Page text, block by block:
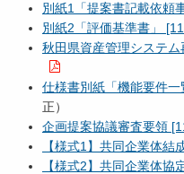
別紙1「提案書記載依頼
別紙2「評価基準書」
秋田県資産管理システ
仕様書別紙「機能要件一
正）
企画提案協議審査要領
【様式1】共同企業体結
【様式2】共同企業体協